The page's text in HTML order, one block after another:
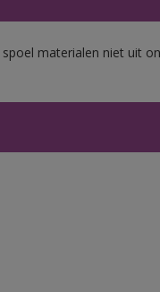
materialen niet uit